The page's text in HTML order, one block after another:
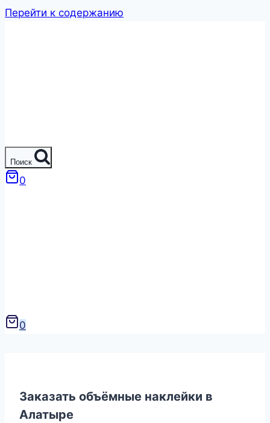
Перейти к содержанию
Поиск
0
0
Заказать объёмные наклейки в
Алатыре